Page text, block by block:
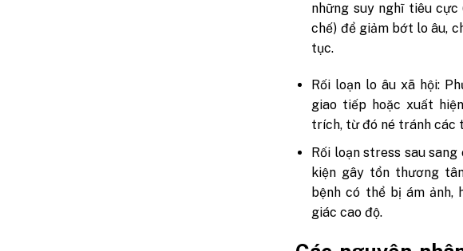
những suy nghĩ tiêu cực
chế) để giảm bớt lo âu,
tục.
Rối loạn lo âu xã hội:
giao tiếp hoặc xuất
trích, từ đó né tránh các
Rối loạn stress sau sang
kiện gây tổn thương
bệnh có thể bị ám
giác cao độ.